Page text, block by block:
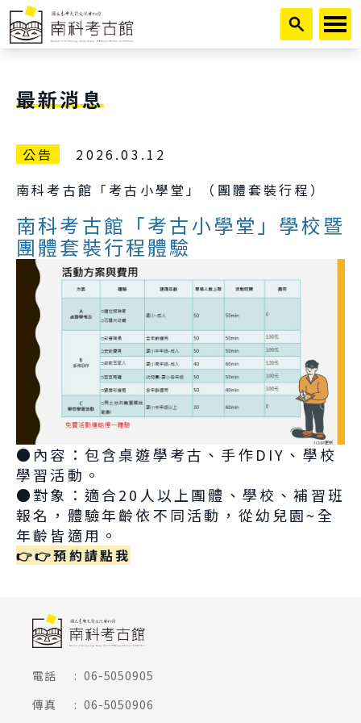
跳到主要內容
最新消息
公告
2026.03.12
南科考古館「考古小學堂」（團體套裝行程）
南科考古館「考古小學堂」學校暨
團體套裝行程體驗
●內容：包含桌遊學考古、手作DIY、學校
學習活動。
●對象：適合20人以上團體、學校、補習班
報名，體驗年齡依不同活動，從幼兒園~全
年齡皆適用。
👉👉預約請點我
頁尾網站資訊
電話 : 06-5050905
傳真
: 06-5050906